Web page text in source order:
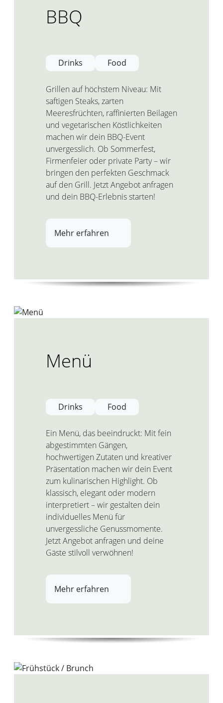
BBQ
Drinks Food
Grillen auf höchstem Niveau: Mit
saftigen Steaks, zarten
Meeresfrüchten, raffinierten Beilagen
und vegetarischen Köstlichkeiten
machen wir dein BBQ-Event
unvergesslich. Ob Sommerfest,
Firmenfeier oder private Party – wir
bringen den perfekten Geschmack
auf den Grill. Jetzt Angebot anfragen
und dein BBQ-Erlebnis starten!
Mehr erfahren
Menü
Drinks Food
Ein Menü, das beeindruckt: Mit fein
abgestimmten Gängen,
hochwertigen Zutaten und kreativer
Präsentation machen wir dein Event
zum kulinarischen Highlight. Ob
klassisch, elegant oder modern
interpretiert – wir gestalten dein
individuelles Menü für
unvergessliche Genussmomente.
Jetzt Angebot anfragen und deine
Gäste stilvoll verwöhnen!
Mehr erfahren